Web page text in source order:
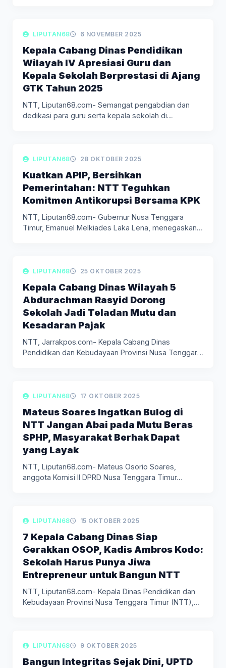
LIPUTAN DAERAH
LIPUTAN68 6 NOVEMBER 2025
Kepala Cabang Dinas Pendidikan
Wilayah IV Apresiasi Guru dan
Kepala Sekolah Berprestasi di Ajang
GTK Tahun 2025
NTT, Liputan68.com- Semangat pengabdian dan
dedikasi para guru serta kepala sekolah di…
LIPUTAN DAERAH
LIPUTAN68 28 OKTOBER 2025
Kuatkan APIP, Bersihkan
Pemerintahan: NTT Teguhkan
Komitmen Antikorupsi Bersama KPK
NTT, Liputan68.com- Gubernur Nusa Tenggara
Timur, Emanuel Melkiades Laka Lena, menegaskan
LIPUTAN DAERAH
LIPUTAN68 25 OKTOBER 2025
Kepala Cabang Dinas Wilayah 5
Abdurachman Rasyid Dorong
Sekolah Jadi Teladan Mutu dan
Kesadaran Pajak
NTT, Jarrakpos.com- Kepala Cabang Dinas
Pendidikan dan Kebudayaan Provinsi Nusa Tenggara
LIPUTAN DAERAH
LIPUTAN68 17 OKTOBER 2025
Mateus Soares Ingatkan Bulog di
NTT Jangan Abai pada Mutu Beras
SPHP, Masyarakat Berhak Dapat
yang Layak
NTT, Liputan68.com- Mateus Osorio Soares,
anggota Komisi II DPRD Nusa Tenggara Timur…
LIPUTAN DAERAH
LIPUTAN68 15 OKTOBER 2025
7 Kepala Cabang Dinas Siap
Gerakkan OSOP, Kadis Ambros Kodo:
Sekolah Harus Punya Jiwa
Entrepreneur untuk Bangun NTT
NTT, Liputan68.com- Kepala Dinas Pendidikan dan
Kebudayaan Provinsi Nusa Tenggara Timur (NTT),…
LIPUTAN DAERAH
LIPUTAN68 9 OKTOBER 2025
Bangun Integritas Sejak Dini, UPTD